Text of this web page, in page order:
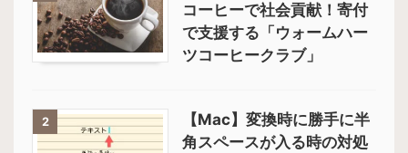
コーヒーで社会貢献！寄付
で支援する「ウォームハー
ツコーヒークラブ」
2
【Mac】変換時に勝手に半
角スペースが入る時の対処